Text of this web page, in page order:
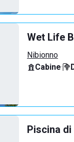
Wet Life
Nibionno
Cabine·
Piscina di